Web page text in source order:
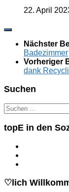
22. April
Nächster
Badezimmer
Vorheriger
dank
Suchen
Suchen
nach:
topE in den
♡lich